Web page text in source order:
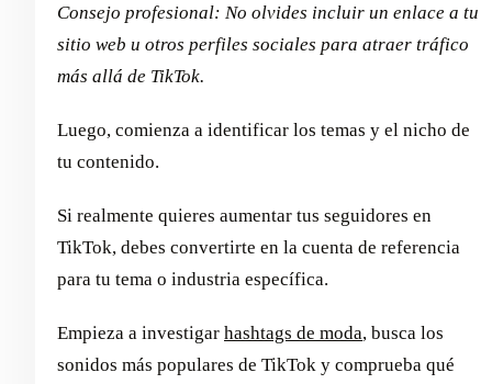
Consejo profesional: No olvides incluir un enlace a tu
sitio web u otros perfiles sociales para atraer tráfico
más allá de TikTok.
Luego, comienza a identificar los temas y el nicho de
tu contenido.
Si realmente quieres aumentar tus seguidores en
TikTok, debes convertirte en la cuenta de referencia
para tu tema o industria específica.
Empieza a investigar hashtags de moda, busca los
sonidos más populares de TikTok y comprueba qué